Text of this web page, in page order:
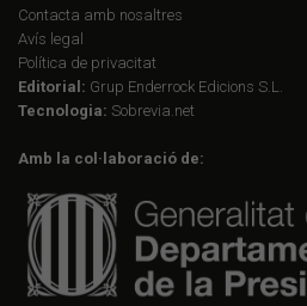
Contacta amb nosaltres
Avís legal
Política de privacitat
Editorial: Grup Enderrock Edicions S.L.
Tecnologia: Sobrevia.net
Amb la col·laboració de: